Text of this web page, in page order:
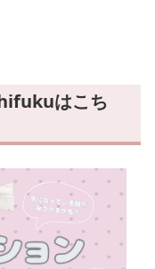
はこち